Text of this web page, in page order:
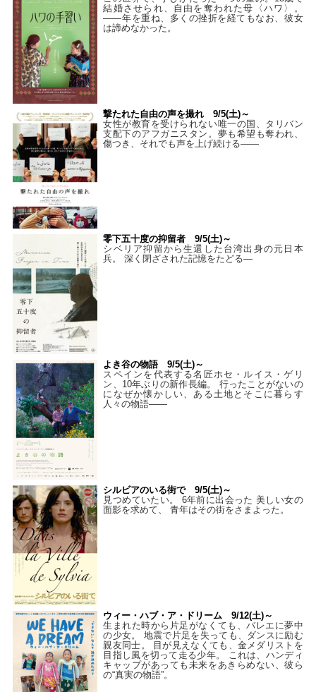
結婚させられ、自由を奪われた母〈ハワ〉。
——年を重ね、多くの挫折を経てもなお、彼女
は諦めなかった。
撃たれた自由の声を撮れ 9/5(土)～
女性が教育を受けられない唯一の国、タリバン
支配下のアフガニスタン。夢も希望も奪われ、
傷つき、それでも声を上げ続ける——
零下五十度の抑留者 9/5(土)～
シベリア抑留から生還した台湾出身の元日本
兵。 深く閉ざされた記憶をたどる—
よき谷の物語 9/5(土)～
スペインを代表する名匠ホセ・ルイス・ゲリ
ン、10年ぶりの新作長編。 行ったことがないの
になぜか懐かしい、ある土地とそこに暮らす
人々の物語――
シルビアのいる街で 9/5(土)～
見つめていたい。 6年前に出会った 美しい女の
面影を求めて、 青年はその街をさまよった。
ウィー・ハブ・ア・ドリーム 9/12(土)～
生まれた時から片足がなくても、バレエに夢中
の少女。 地震で片足を失っても、ダンスに励む
親友同士。 目が見えなくても、金メダリストを
目指し風を切って走る少年。 これは、ハンディ
キャップがあっても未来をあきらめない、彼ら
の“真実の物語”。